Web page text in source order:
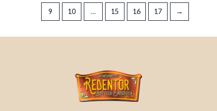
9 10 … 15 16 17 →